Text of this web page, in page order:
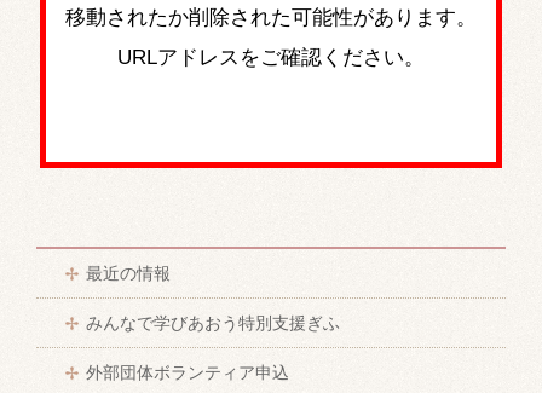
移動されたか削除された可能性があります。
URLアドレスをご確認ください。
最近の情報
みんなで学びあおう特別支援ぎふ
外部団体ボランティア申込